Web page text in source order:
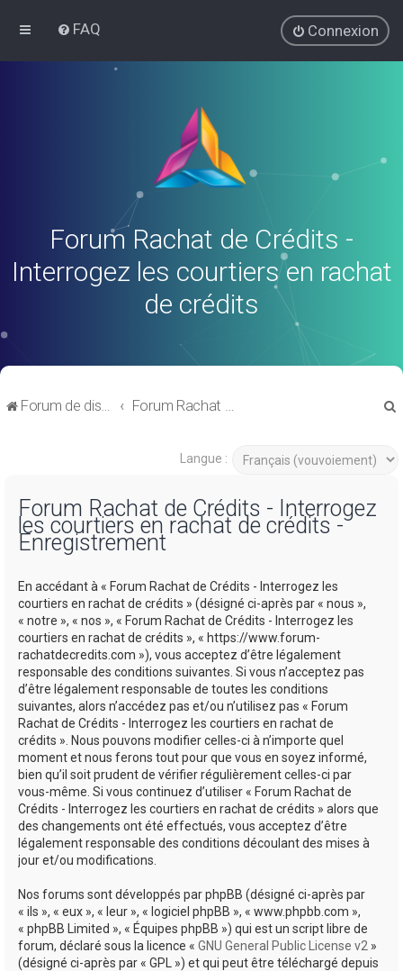
FAQ Connexion
Forum Rachat de Crédits -
Interrogez les courtiers en rachat
de crédits
Forum de discussions sur le Regroupement de Crédits et le Rachat de Crédits Forum Rachat de Crédits
Langue :
Forum Rachat de Crédits - Interrogez
les courtiers en rachat de crédits -
Enregistrement
En accédant à « Forum Rachat de Crédits - Interrogez les
courtiers en rachat de crédits » (désigné ci-après par « nous »,
« notre », « nos », « Forum Rachat de Crédits - Interrogez les
courtiers en rachat de crédits », « https://www.forum-
rachatdecredits.com »), vous acceptez d’être légalement
responsable des conditions suivantes. Si vous n’acceptez pas
d’être légalement responsable de toutes les conditions
suivantes, alors n’accédez pas et/ou n’utilisez pas « Forum
Rachat de Crédits - Interrogez les courtiers en rachat de
crédits ». Nous pouvons modifier celles-ci à n’importe quel
moment et nous ferons tout pour que vous en soyez informé,
bien qu’il soit prudent de vérifier régulièrement celles-ci par
vous-même. Si vous continuez d’utiliser « Forum Rachat de
Crédits - Interrogez les courtiers en rachat de crédits » alors que
des changements ont été effectués, vous acceptez d’être
légalement responsable des conditions découlant des mises à
jour et/ou modifications.
Nos forums sont développés par phpBB (désigné ci-après par
« ils », « eux », « leur », « logiciel phpBB », « www.phpbb.com »,
« phpBB Limited », « Équipes phpBB ») qui est un script libre de
forum, déclaré sous la licence « GNU General Public License v2 »
(désigné ci-après par « GPL ») et qui peut être téléchargé depuis